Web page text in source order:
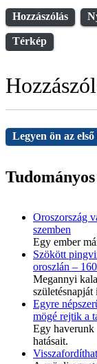
Hozzászólás
Térkép
Legyen ön az első
Oroszország
szemben
Egy ember
Szökött
oroszlán –
Megannyi
Egyre
mögé rejtik a
Egy haverunk
hatásait.